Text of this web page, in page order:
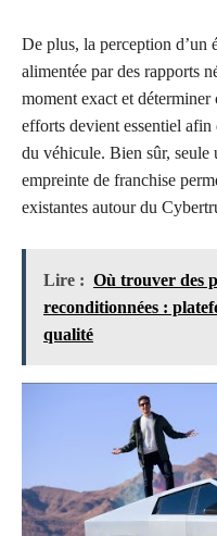
De plus, la perception d’un
alimentée par des rapports
moment exact et
efforts devient essentiel afin
du véhicule. Bien sûr, seule
empreinte de franchise
existantes autour du
Lire : Où trouver des
reconditionnées :
qualité